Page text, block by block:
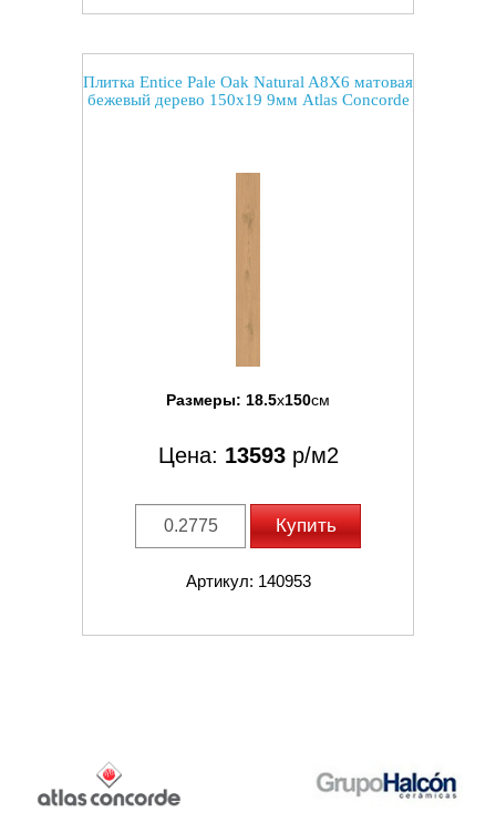
Плитка Entice Pale Oak Natural A8X6 матовая
бежевый дерево 150x19 9мм Atlas Concorde
Размеры: 18.5x150см
Цена: 13593р/м2
Купить
Артикул: 140953